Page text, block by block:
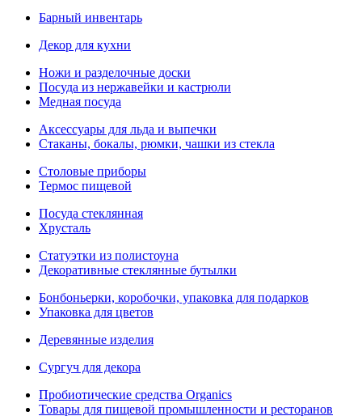
Барный инвентарь
Декор для кухни
Ножи и разделочные доски
Посуда из нержавейки и кастрюли
Медная посуда
Аксессуары для льда и выпечки
Стаканы, бокалы, рюмки, чашки из стекла
Столовые приборы
Термос пищевой
Посуда стеклянная
Хрусталь
Статуэтки из полистоуна
Декоративные стеклянные бутылки
Бонбоньерки, коробочки, упаковка для подарков
Упаковка для цветов
Деревянные изделия
Сургуч для декора
Пробиотические средства Organics
Товары для пищевой промышленности и ресторанов